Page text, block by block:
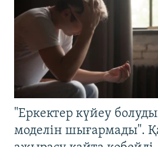
"Еркектер күйеу
моделін шығармады".